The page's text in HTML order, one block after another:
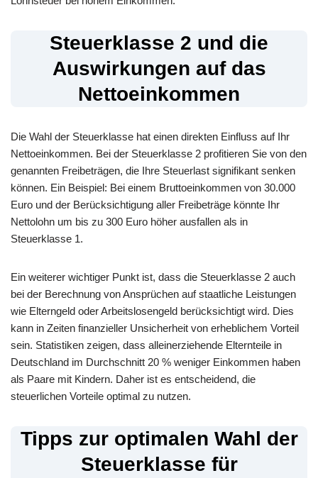
Steuerklasse 2 und die
Auswirkungen auf das
Nettoeinkommen
Die Wahl der Steuerklasse hat einen direkten Einfluss auf Ihr
Nettoeinkommen. Bei der Steuerklasse 2 profitieren Sie von den
genannten Freibeträgen, die Ihre Steuerlast signifikant senken
können. Ein Beispiel: Bei einem Bruttoeinkommen von 30.000
Euro und der Berücksichtigung aller Freibeträge könnte Ihr
Nettolohn um bis zu 300 Euro höher ausfallen als in
Steuerklasse 1.
Ein weiterer wichtiger Punkt ist, dass die Steuerklasse 2 auch
bei der Berechnung von Ansprüchen auf staatliche Leistungen
wie Elterngeld oder Arbeitslosengeld berücksichtigt wird. Dies
kann in Zeiten finanzieller Unsicherheit von erheblichem Vorteil
sein. Statistiken zeigen, dass alleinerziehende Elternteile in
Deutschland im Durchschnitt 20 % weniger Einkommen haben
als Paare mit Kindern. Daher ist es entscheidend, die
steuerlichen Vorteile optimal zu nutzen.
Tipps zur optimalen Wahl der
Steuerklasse für